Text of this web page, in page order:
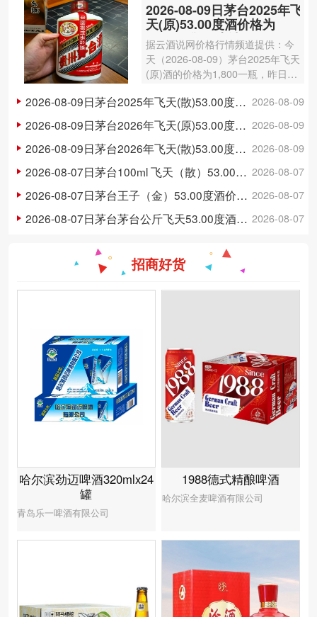
2026-08-09日茅台2025年飞
天(原)53.00度酒价格为
1,800一瓶，上涨 20元
据云酒说网价格行情频道提供：今
天（2026-08-09）茅台2025年飞天
(原)酒的价格为1,800一瓶，昨日价
2025年飞天(原)酒容量为500ml，
酒精度数为53.00度。茅台酒除了年
份因…
2026-08-09
2026-08-09日茅台2025年飞天(散)53.00度酒价格为1,750一瓶，上涨 20元
2026-08-09
2026-08-09日茅台2026年飞天(原)53.00度酒价格为1,730一瓶，上涨 20元
2026-08-09
2026-08-09日茅台2026年飞天(散)53.00度酒价格为1,710一瓶，上涨 15元
2026-08-07
2026-08-07日茅台100ml 飞天（散）53.00度酒价格为300一瓶，上涨 3元
2026-08-07
2026-08-07日茅台王子（金）53.00度酒价格为148一瓶，下跌 5元
2026-08-07
2026-08-07日茅台茅台公斤飞天53.00度酒价格为3,250一瓶，下跌 20元
招商好货
哈尔滨劲迈啤酒320mlx24
罐
青岛乐一啤酒有限公司
1988德式精酿啤酒
哈尔滨全麦啤酒有限公司